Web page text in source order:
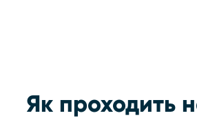
Як проходить